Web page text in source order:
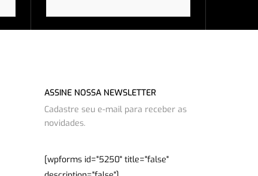
ASSINE NOSSA NEWSLETTER
Cadastre seu e-mail para receber as
novidades.
[wpforms id="5250" title="false"